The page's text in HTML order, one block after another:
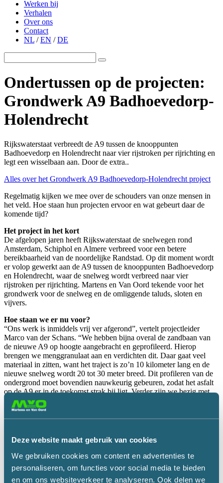
Deze website maakt gebruik van cookies
We gebruiken cookies om content en advertenties te
personaliseren, om functies voor social media te bieden
en om ons websiteverkeer te analyseren. Ook delen we
Werken bij
Verhalen
Over ons
Contact
NL /EN /DE
Ondertussen op de projecten:
Grondwerk A9 Badhoevedorp-
Holendrecht
Rijkswaterstaat verbreedt de A9 tussen de knooppunten
Badhoevedorp en Holendrecht naar vier rijstroken per rijrichting en
legt een wisselbaan aan. Door de extra..
Alles over het Grondwerk A9 Badhoevedorp-Holendrecht project
Regelmatig kijken we mee over de schouders van onze mensen in
het veld. Hoe staan hun projecten ervoor en wat gebeurt daar de
komende tijd?
Het project in het kort
De afgelopen jaren heeft Rijkswaterstaat de snelwegen rond
Amsterdam, Schiphol en Almere verbreed voor een betere
bereikbaarheid van de noordelijke Randstad. Op dit moment wordt
er volop gewerkt aan de A9 tussen de knooppunten Badhoevedorp
en Holendrecht, waar de snelweg wordt verbreed naar vier
rijstroken per rijrichting. Martens en Van Oord tekende voor het
grondwerk voor de snelweg en de omliggende taluds, sloten en
vijvers.
Hoe staan we er nu voor?
“Ons werk is inmiddels vrij ver afgerond”, vertelt projectleider
Marco van der Schans. “We hebben bijna overal de zandbaan van
de nieuwe A9 op hoogte aangebracht en geprofileerd. Hierop
brengen we menggranulaat aan en verdichten dit. Daar gaat veel
materiaal in zitten, want het traject is zo’n 10 kilometer lang en de
nieuwe snelweg wordt 20 tot 30 meter breed. Dit profileren van de
ondergrond moet bovendien nauwkeurig gebeuren, zodat het asfalt
op de A9 er in de toekomst strak bij ligt. Verder zijn we bezig met
het graven van vijvers bij de knooppunten en sloten langs de
snelweg. We voeren ook het zand uit eerdere depots af, dat onder
meer is gebruikt als voorbelasting om de ondergrond te stabiliseren.”
“Om veilig en efficiënt te kunnen blijven werken, wordt de route
van het verkeer regelmatig verlegd. Dat gebeurt meestal tijdens
weekendafsluitingen. Ook dan staan wij klaar om de ondergrond
van deze tijdelijke of definitieve wegomleggingen te verzorgen. Zo
kan het verkeer op maandagochtend weer veilig langsrijden en
kunnen wij en andere betrokken partijen verder werken aan de